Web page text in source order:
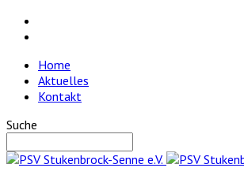
Home
Aktuelles
Kontakt
Suche